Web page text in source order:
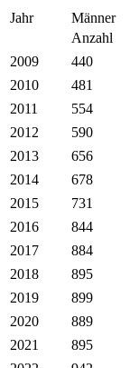
Jahr Männer
Anzahl
2009
440
2010
481
2011
554
2012
590
2013
656
2014
678
2015
731
2016
844
2017
884
2018
895
2019
899
2020
889
2021
895